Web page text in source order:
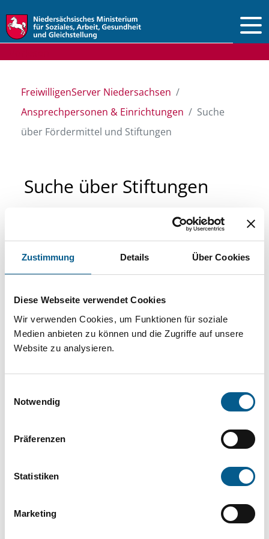
Zustimmung Details Über Cookies
Diese Webseite verwendet Cookies
Wir verwenden Cookies, um Funktionen für soziale
Medien anbieten zu können und die Zugriffe auf unsere
Website zu analysieren.
Notwendig
Präferenzen
Statistiken
Marketing
FreiwilligenServer Niedersachsen
Ansprechpersonen & Einrichtungen
Suche
über Fördermittel und Stiftungen
Suche über Stiftungen
Sie suchen finanzielle Unterstützung für ein
Projekt oder ein Vorhaben? Hier können Sie
direkt über unsere Fördermitteldatenbank und
Stiftungsdatenbank recherchieren. Bei der
Suche bitte die Groß- und Kleinschreibung
beachten.
können durch die Wahl von Bereichen oder